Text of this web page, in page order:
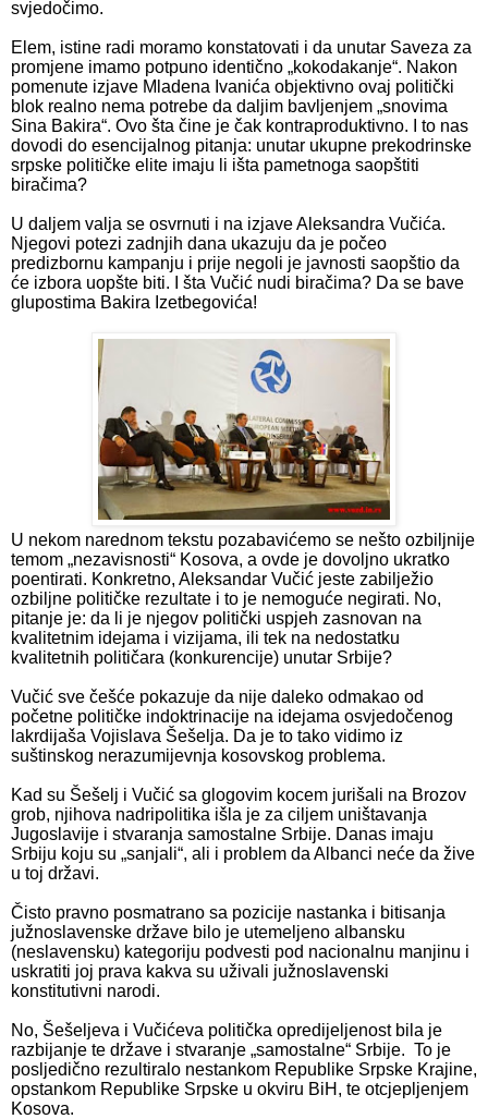
svjedočimo.
Elem, istine radi moramo konstatovati i da unutar Saveza za
promjene imamo potpuno identično „kokodakanje“. Nakon
pomenute izjave Mladena Ivanića objektivno ovaj politički
blok realno nema potrebe da daljim bavljenjem „snovima
Sina Bakira“. Ovo šta čine je čak kontraproduktivno. I to nas
dovodi do esencijalnog pitanja: unutar ukupne prekodrinske
srpske političke elite imaju li išta pametnoga saopštiti
biračima?
U daljem valja se osvrnuti i na izjave Aleksandra Vučića.
Njegovi potezi zadnjih dana ukazuju da je počeo
predizbornu kampanju i prije negoli je javnosti saopštio da
će izbora uopšte biti. I šta Vučić nudi biračima? Da se bave
glupostima Bakira Izetbegovića!
U nekom narednom tekstu pozabavićemo se nešto ozbiljnije
temom „nezavisnosti“ Kosova, a ovde je dovoljno ukratko
poentirati. Konkretno, Aleksandar Vučić jeste zabilježio
ozbiljne političke rezultate i to je nemoguće negirati. No,
pitanje je: da li je njegov politički uspjeh zasnovan na
kvalitetnim idejama i vizijama, ili tek na nedostatku
kvalitetnih političara (konkurencije) unutar Srbije?
Vučić sve češće pokazuje da nije daleko odmakao od
početne političke indoktrinacije na idejama osvjedočenog
lakrdijaša Vojislava Šešelja. Da je to tako vidimo iz
suštinskog nerazumijevnja kosovskog problema.
Kad su Šešelj i Vučić sa glogovim kocem jurišali na Brozov
grob, njihova nadripolitika išla je za ciljem uništavanja
Jugoslavije i stvaranja samostalne Srbije. Danas imaju
Srbiju koju su „sanjali“, ali i problem da Albanci neće da žive
u toj državi.
Čisto pravno posmatrano sa pozicije nastanka i bitisanja
južnoslavenske države bilo je utemeljeno albansku
(neslavensku) kategoriju podvesti pod nacionalnu manjinu i
uskratiti joj prava kakva su uživali južnoslavenski
konstitutivni narodi.
No, Šešeljeva i Vučićeva politička opredijeljenost bila je
razbijanje te države i stvaranje „samostalne“ Srbije. To je
posljedično rezultiralo nestankom Republike Srpske Krajine,
opstankom Republike Srpske u okviru BiH, te otcjepljenjem
Kosova.